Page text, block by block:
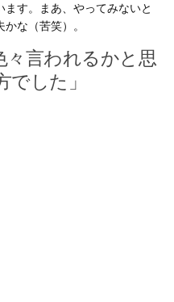
ます。まあ、やってみないと
な（苦笑）。
々言われるかと思
でした」